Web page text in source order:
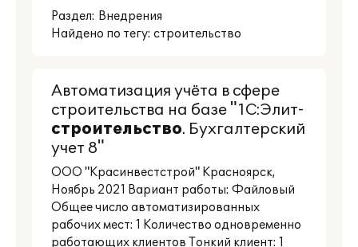
Раздел: Внедрения
Найдено по тегу: строительство
Автоматизация учёта в сфере
строительства на базе "1С:Элит-
строительство. Бухгалтерский
учет 8"
ООО "Красинвестстрой" Красноярск,
Ноябрь 2021 Вариант работы: Файловый
Общее число автоматизированных
рабочих мест: 1 Количество одновременно
работающих клиентов Тонкий клиент: 1